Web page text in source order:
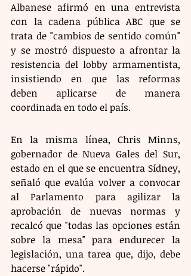
Albanese afirmó en una entrevista
con la cadena pública ABC que se
trata de "cambios de sentido común"
y se mostró dispuesto a afrontar la
resistencia del lobby armamentista,
insistiendo en que las reformas
deben aplicarse de manera
coordinada en todo el país.
En la misma línea, Chris Minns,
gobernador de Nueva Gales del Sur,
estado en el que se encuentra Sídney,
señaló que evalúa volver a convocar
al Parlamento para agilizar la
aprobación de nuevas normas y
recalcó que "todas las opciones están
sobre la mesa" para endurecer la
legislación, una tarea que, dijo, debe
hacerse "rápido".